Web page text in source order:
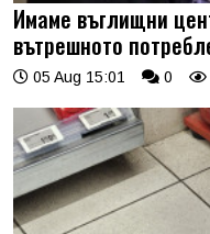
Имаме въглищни
вътрешното
05 Aug 15:01 0